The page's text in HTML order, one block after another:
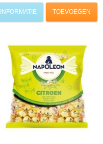
INFORMATIE TOEVOEGEN